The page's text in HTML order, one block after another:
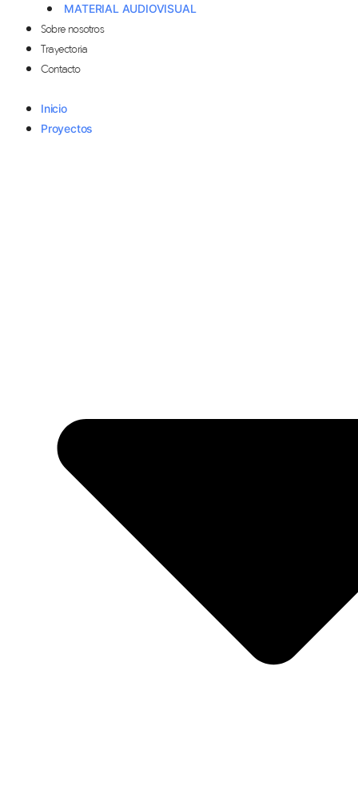
MATERIAL AUDIOVISUAL
Sobre nosotros
Trayectoria
Contacto
Inicio
Proyectos